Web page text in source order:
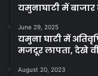
यमुनाघाटी में
June 29, 2025
यमुना घाटी में
मजदूर लापता, देखे
August 20, 2023